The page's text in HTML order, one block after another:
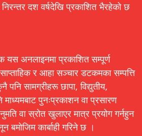
दश वर्षदेखि प्रकाशित भैरहेको छ
यस अनलाइनमा प्रकाशित सम्पूर्ण
र आहा सञ्चार डटकमका सम्पत्ति
सामग्रीहरू छापा, विद्युतीय,
पुनःप्रकाशन वा प्रसारण
वा स्रोत खुलाएर मात्र प्रयोग गर्नहुन
कार्बाही गरिने छ ।